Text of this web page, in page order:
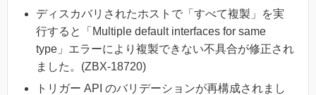
ディスカバリされたホストで「すべて複製」を実
行すると「Multiple default interfaces for same
type」エラーにより複製できない不具合が修正され
ました。(ZBX-18720)
トリガー API のバリデーションが再構成されまし